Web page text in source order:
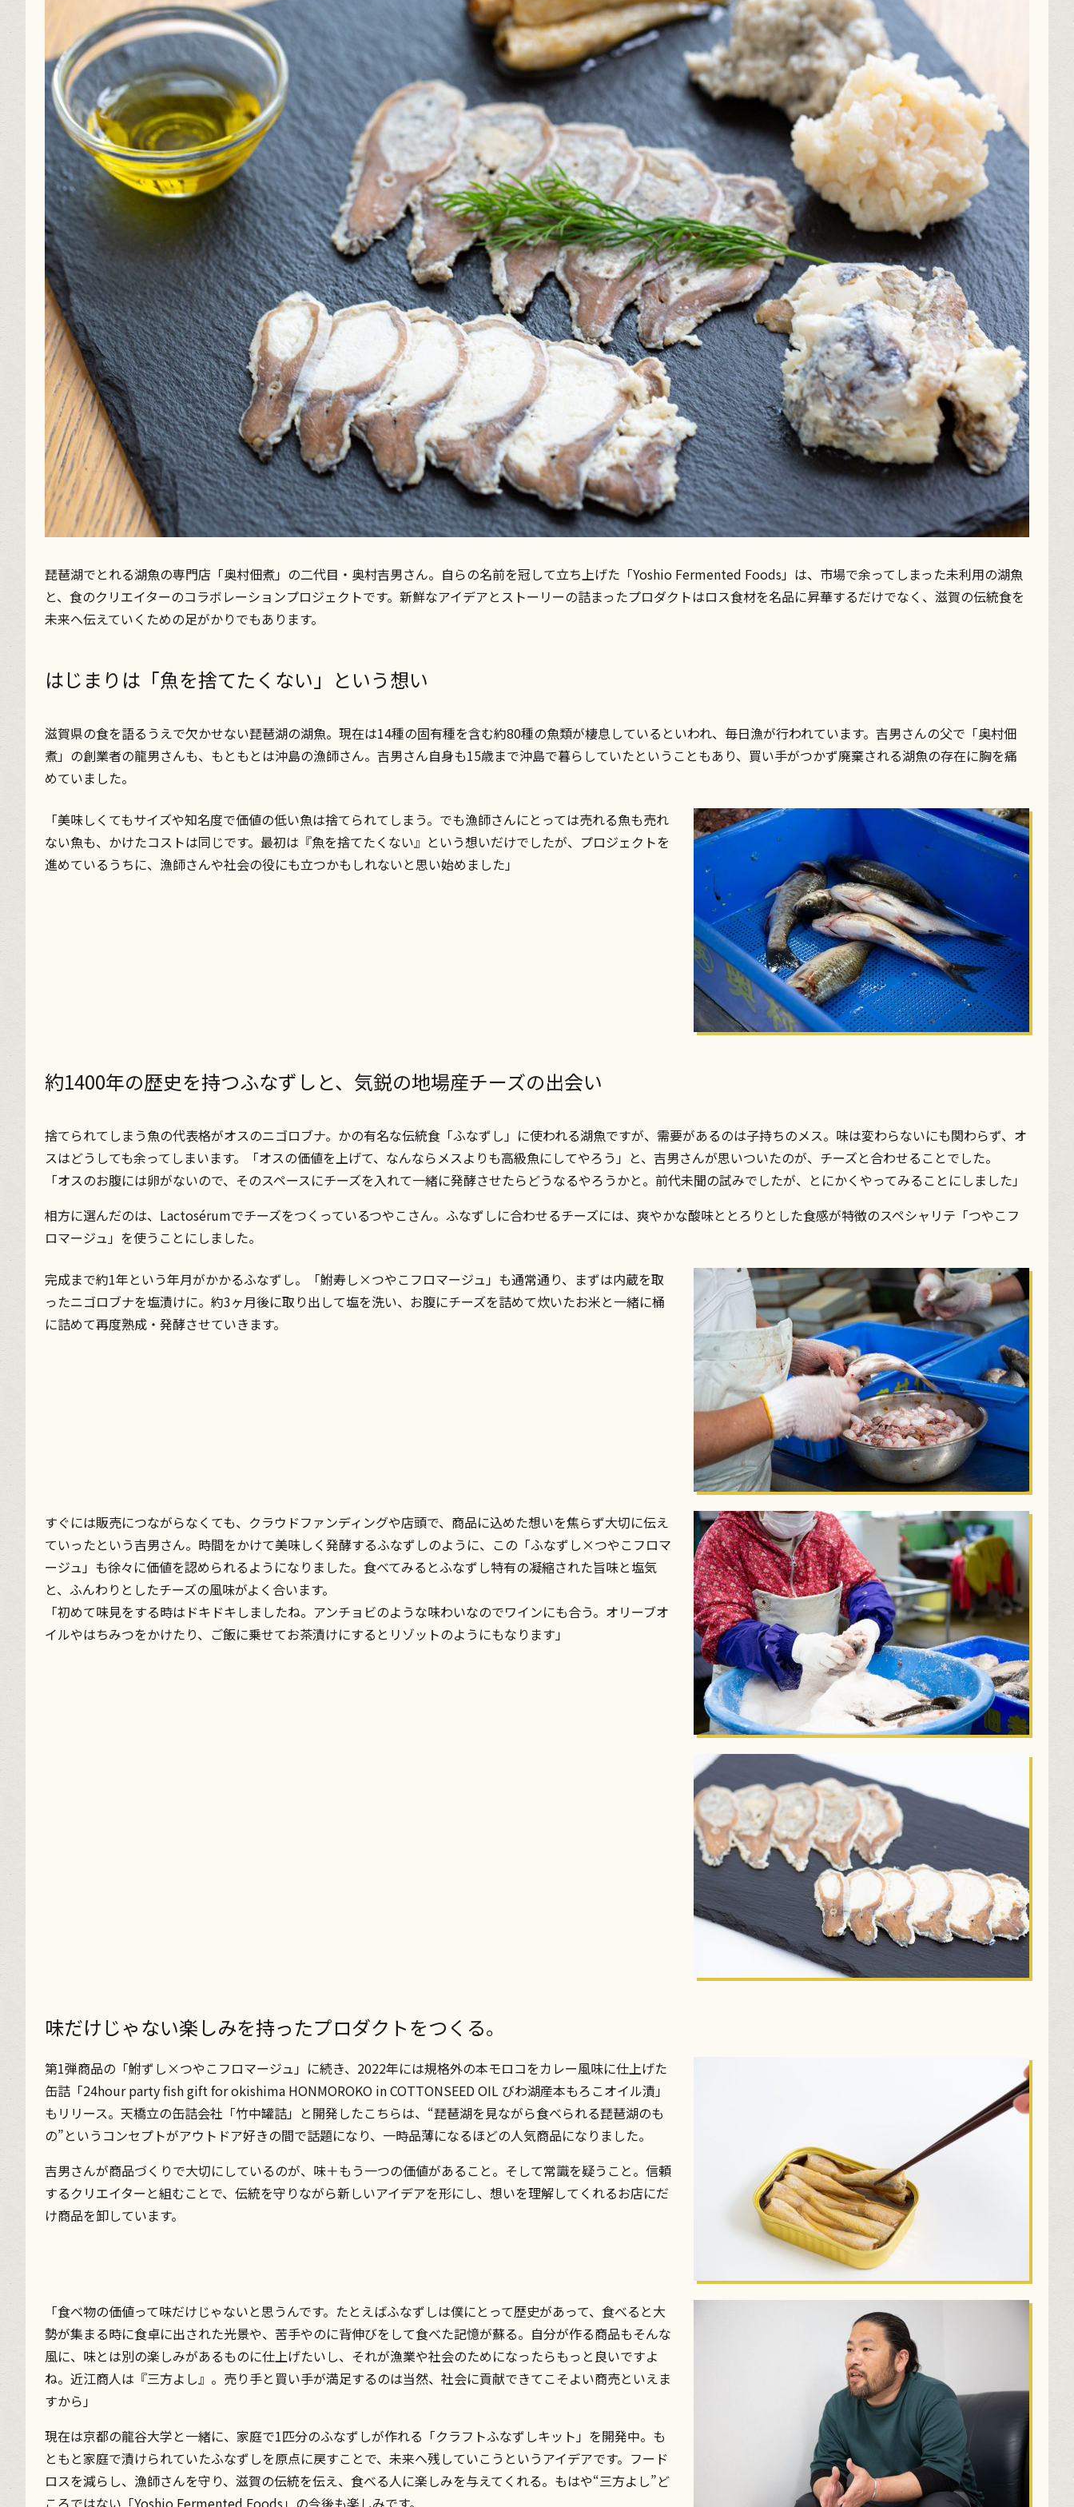
琵琶湖でとれる湖魚の専門店「奥村佃煮」の二代目・奥村吉男さん。自らの名前を冠して立ち上げた「Yoshio Fermented Foods」は、市場で余ってしまった未利用の湖魚
と、食のクリエイターのコラボレーションプロジェクトです。新鮮なアイデアとストーリーの詰まったプロダクトはロス食材を名品に昇華するだけでなく、滋賀の伝統食を
未来へ伝えていくための足がかりでもあります。
はじまりは「魚を捨てたくない」という想い
滋賀県の食を語るうえで欠かせない琵琶湖の湖魚。現在は14種の固有種を含む約80種の魚類が棲息しているといわれ、毎日漁が行われています。吉男さんの父で「奥村佃
煮」の創業者の龍男さんも、もともとは沖島の漁師さん。吉男さん自身も15歳まで沖島で暮らしていたということもあり、買い手がつかず廃棄される湖魚の存在に胸を痛
めていました。
「美味しくてもサイズや知名度で価値の低い魚は捨てられてしまう。でも漁師さんにとっては売れる魚も売れ
ない魚も、かけたコストは同じです。最初は『魚を捨てたくない』という想いだけでしたが、プロジェクトを
進めているうちに、漁師さんや社会の役にも立つかもしれないと思い始めました」
約1400年の歴史を持つふなずしと、気鋭の地場産チーズの出会い
捨てられてしまう魚の代表格がオスのニゴロブナ。かの有名な伝統食「ふなずし」に使われる湖魚ですが、需要があるのは子持ちのメス。味は変わらないにも関わらず、オ
スはどうしても余ってしまいます。「オスの価値を上げて、なんならメスよりも高級魚にしてやろう」と、吉男さんが思いついたのが、チーズと合わせることでした。
「オスのお腹には卵がないので、そのスペースにチーズを入れて一緒に発酵させたらどうなるやろうかと。前代未聞の試みでしたが、とにかくやってみることにしました」
相方に選んだのは、Lactosérumでチーズをつくっているつやこさん。ふなずしに合わせるチーズには、爽やかな酸味ととろりとした食感が特徴のスペシャリテ「つやこフ
ロマージュ」を使うことにしました。
完成まで約1年という年月がかかるふなずし。「鮒寿し×つやこフロマージュ」も通常通り、まずは内蔵を取
ったニゴロブナを塩漬けに。約3ヶ月後に取り出して塩を洗い、お腹にチーズを詰めて炊いたお米と一緒に桶
に詰めて再度熟成・発酵させていきます。
すぐには販売につながらなくても、クラウドファンディングや店頭で、商品に込めた想いを焦らず大切に伝え
ていったという吉男さん。時間をかけて美味しく発酵するふなずしのように、この「ふなずし×つやこフロマ
ージュ」も徐々に価値を認められるようになりました。食べてみるとふなずし特有の凝縮された旨味と塩気
と、ふんわりとしたチーズの風味がよく合います。
「初めて味見をする時はドキドキしましたね。アンチョビのような味わいなのでワインにも合う。オリーブオ
イルやはちみつをかけたり、ご飯に乗せてお茶漬けにするとリゾットのようにもなります」
味だけじゃない楽しみを持ったプロダクトをつくる。
第1弾商品の「鮒ずし×つやこフロマージュ」に続き、2022年には規格外の本モロコをカレー風味に仕上げた
缶詰「24hour party fish gift for okishima HONMOROKO in COTTONSEED OIL びわ湖産本もろこオイル漬」
もリリース。天橋立の缶詰会社「竹中罐詰」と開発したこちらは、“琵琶湖を見ながら食べられる琵琶湖のも
の”というコンセプトがアウトドア好きの間で話題になり、一時品薄になるほどの人気商品になりました。
吉男さんが商品づくりで大切にしているのが、味＋もう一つの価値があること。そして常識を疑うこと。信頼
するクリエイターと組むことで、伝統を守りながら新しいアイデアを形にし、想いを理解してくれるお店にだ
け商品を卸しています。
「食べ物の価値って味だけじゃないと思うんです。たとえばふなずしは僕にとって歴史があって、食べると大
勢が集まる時に食卓に出された光景や、苦手やのに背伸びをして食べた記憶が蘇る。自分が作る商品もそんな
風に、味とは別の楽しみがあるものに仕上げたいし、それが漁業や社会のためになったらもっと良いですよ
ね。近江商人は『三方よし』。売り手と買い手が満足するのは当然、社会に貢献できてこそよい商売といえま
すから」
現在は京都の龍谷大学と一緒に、家庭で1匹分のふなずしが作れる「クラフトふなずしキット」を開発中。も
ともと家庭で漬けられていたふなずしを原点に戻すことで、未来へ残していこうというアイデアです。フード
ロスを減らし、漁師さんを守り、滋賀の伝統を伝え、食べる人に楽しみを与えてくれる。もはや“三方よし”ど